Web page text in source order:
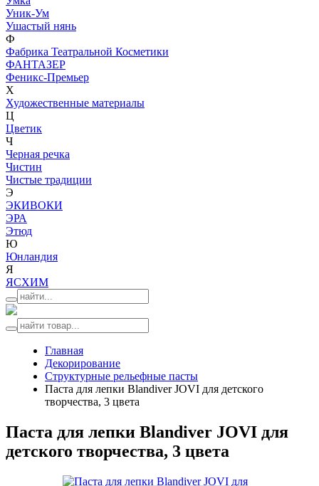
Уник-Ум
Ушастый нянь
Ф
Фабрика Театральной Косметики
ФАНТАЗЕР
Феникс-Премьер
Х
Художественные материалы
Ц
Цветик
Ч
Черная речка
Чистин
Чистые традиции
Э
ЭКИВОКИ
ЭРА
Этюд
Ю
Юнландия
Я
ЯСХИМ
Главная
Декорирование
Структурные рельефные пасты
Паста для лепки Blandiver JOVI для детского
творчества, 3 цвета
Паста для лепки Blandiver JOVI для
детского творчества, 3 цвета